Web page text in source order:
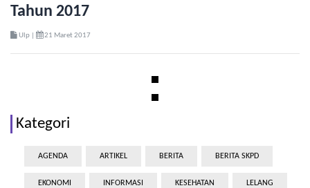
Tahun 2017
Ulp | 21 Maret 2017
Kategori
AGENDA ARTIKEL BERITA BERITA SKPD
EKONOMI INFORMASI KESEHATAN LELANG